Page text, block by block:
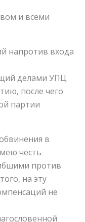
и всеми
напротив входа
делами УПЦ
после чего
партии
в
честь
против
на эту
не